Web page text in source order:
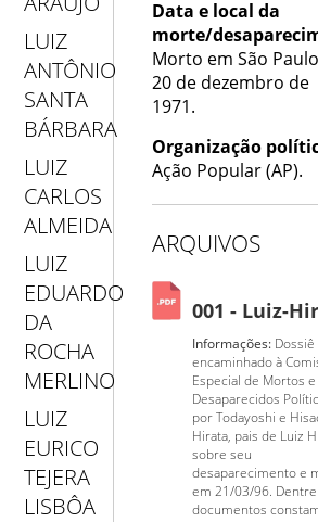
LUIZ
ANTÔNIO
SANTA
BÁRBARA
LUIZ
CARLOS
ALMEIDA
LUIZ
EDUARDO
DA
ROCHA
MERLINO
LUIZ
EURICO
TEJERA
LISBÔA
Data e local da
morte/
Morto em São
20 de dezembro de
1971.
Organização
Ação Popular (AP).
ARQUIVOS
001 - Luiz-
Informações: Dossiê
encaminhado à
Especial de Mortos e
Desaparecidos
por Todayoshi e
Hirata, pais de Luiz
sobre seu
desaparecimento e
em 21/03/96.
documentos